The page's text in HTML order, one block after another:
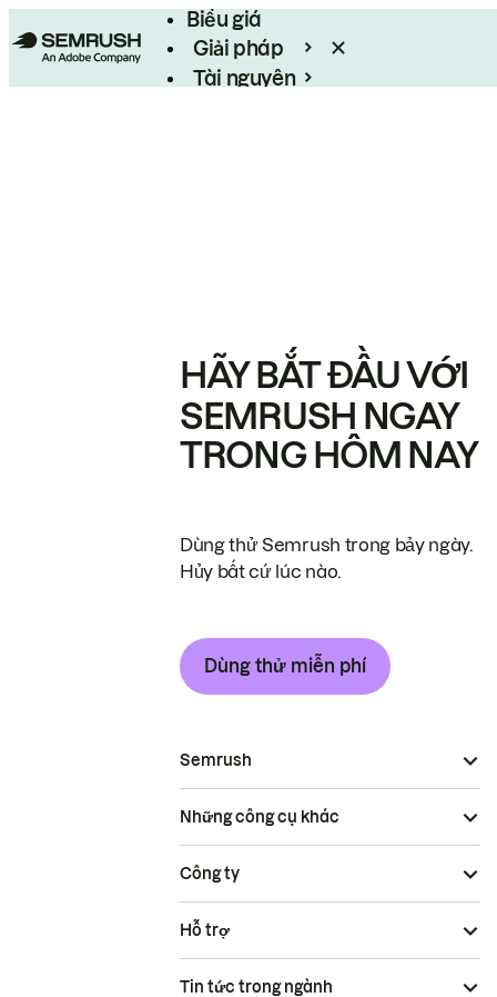
Biểu giá
Giải pháp
Tài nguyên
HÃY BẮT ĐẦU VỚI
SEMRUSH NGAY
TRONG HÔM NAY
Dùng thử Semrush trong bảy ngày.
Hủy bất cứ lúc nào.
Dùng thử miễn phí
Semrush
Những công cụ khác
Công ty
Hỗ trợ
Tin tức trong ngành